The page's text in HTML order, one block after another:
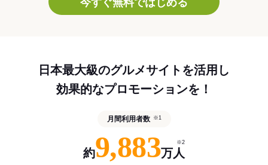
日本最大級のグルメサイトを活用し
効果的なプロモーションを！
月間利用者数 ※1
約9,883万人
※2